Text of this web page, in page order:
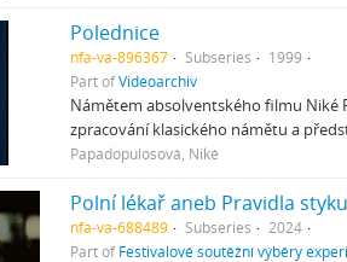
Polednice
nfa-va-896367 Subseries
1999
Part ofVideoarchiv
Námětem absolventského filmu Niké
zpracování klasického námětu a
Papadopulosová, Niké
Polní lékař aneb Pravidla
nfa-va-688489 Subseries
2024
Part ofFestivalové soutěžní výběry